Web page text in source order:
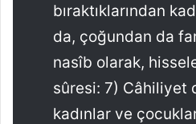
bıraktıklarından
da, çoğundan da
nasîb olarak,
sûresi: 7) Câhiliyet
kadınlar ve